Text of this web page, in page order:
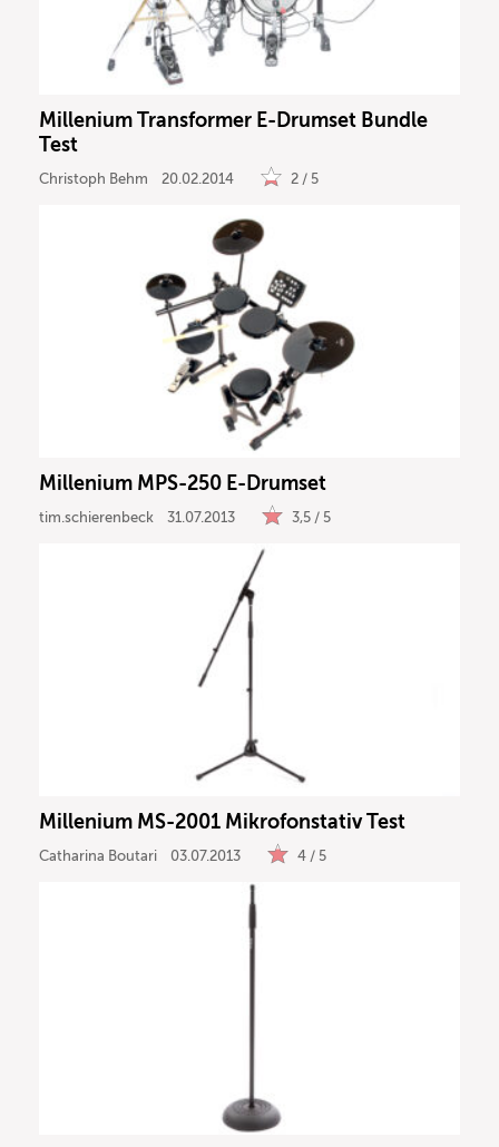
Millenium Transformer E-Drumset Bundle
Test
Christoph Behm 20.02.2014 2 / 5
Millenium MPS-250 E-Drumset
tim.schierenbeck 31.07.2013 3,5 / 5
Millenium MS-2001 Mikrofonstativ Test
Catharina Boutari 03.07.2013 4 / 5